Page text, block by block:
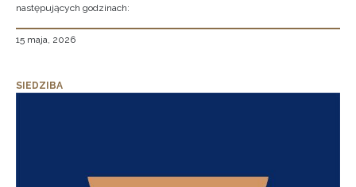
następujących godzinach:
15 maja, 2026
SIEDZIBA